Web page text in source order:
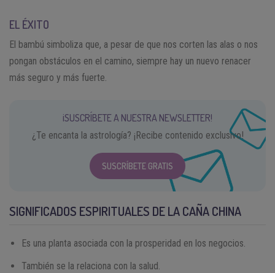
EL ÉXITO
El bambú simboliza que, a pesar de que nos corten las alas o nos
pongan obstáculos en el camino, siempre hay un nuevo renacer
más seguro y más fuerte.
¡SUSCRÍBETE A NUESTRA NEWSLETTER!
¿Te encanta la astrología? ¡Recibe contenido exclusivo!
SUSCRÍBETE GRATIS
SIGNIFICADOS ESPIRITUALES DE LA CAÑA CHINA
Es una planta asociada con la prosperidad en los negocios.
También se la relaciona con la salud.